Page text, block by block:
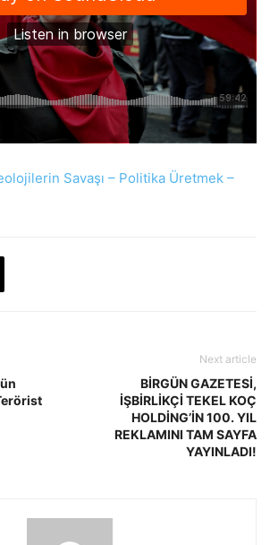
Savaşı – Politika Üretmek –
Next article
BİRGÜN GAZETESİ,
İŞBİRLİKÇİ TEKEL KOÇ
HOLDİNG’İN 100. YIL
REKLAMINI TAM SAYFA
YAYINLADI!